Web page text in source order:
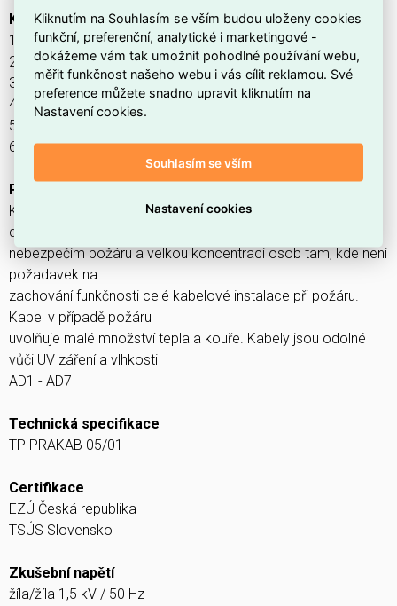
KONSTRUKCE
1. Cu vodič (RE)
2. Izolace (FRNC polymer), žíly stočené do párů
3. Obal (dielektrická, separační páska)
4. Stínění (laminovaná Al folie s příložným CuSn drátem)
5. Obal (extrudovaný FRNC obal)
6. Plášť (FRNC polymer, oranžový, UV odolný, voděodolný)
POUŽITÍ
Kabely jsou určeny pro přenos analogových a digitálních dat,
do míst se zvýšeným
nebezpečím požáru a velkou koncentrací osob tam, kde není
požadavek na
zachování funkčnosti celé kabelové instalace při požáru.
Kabel v případě požáru
uvolňuje malé množství tepla a kouře. Kabely jsou odolné
vůči UV záření a vlhkosti
AD1 - AD7
Technická specifikace
TP PRAKAB 05/01
Certifikace
EZÚ Česká republika
TSÚS Slovensko
Zkušební napětí
žíla/žíla 1,5 kV / 50 Hz
Kliknutím na Souhlasím se vším budou uloženy cookies
funkční, preferenční, analytické i marketingové -
dokážeme vám tak umožnit pohodlné používání webu,
měřit funkčnost našeho webu i vás cílit reklamou. Své
preference můžete snadno upravit kliknutím na
Nastavení cookies.
Souhlasím se vším
Nastavení cookies